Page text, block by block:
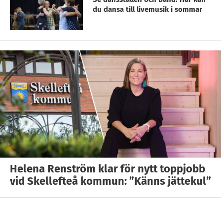
du dansa till livemusik i sommar
Helena Renström klar för nytt toppjobb
vid Skellefteå kommun: ”Känns jättekul”